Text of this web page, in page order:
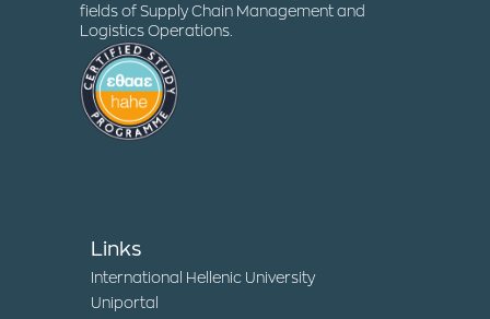
fields of Supply Chain Management and
Logistics Operations.
Links
International Hellenic University
Uniportal